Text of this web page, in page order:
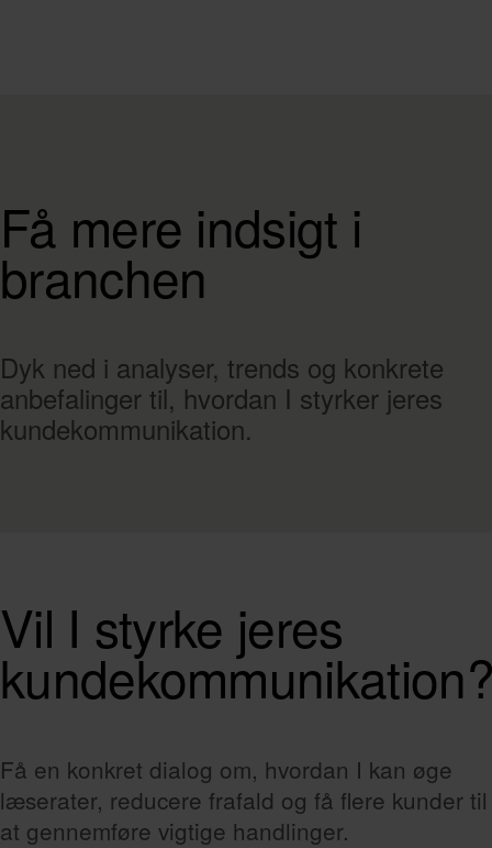
Få mere indsigt i
branchen
Dyk ned i analyser, trends og konkrete
anbefalinger til, hvordan I styrker jeres
kundekommunikation.
Vil I styrke jeres
Få en konkret dialog om, hvordan I kan øge
læserater, reducere frafald og få flere kunder til
at gennemføre vigtige handlinger.